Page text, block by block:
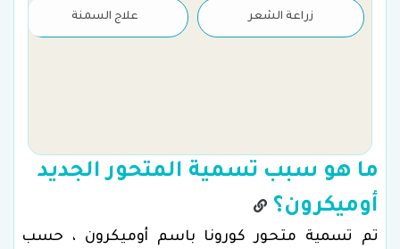
زراعة الشعر علاج السمنة
ما هو سبب تسمية المتحور الجديد
أوميكرون؟
تم تسمية متحور كورونا باسم أوميكرون ، حسب